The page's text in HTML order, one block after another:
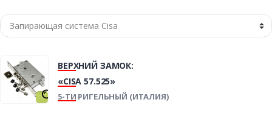
ВЕРХНИЙ ЗАМОК:
«CISA 57.525»
5-ТИ РИГЕЛЬНЫЙ (ИТАЛИЯ)